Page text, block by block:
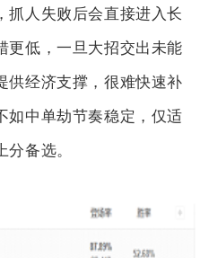
抓人失败后会直接进入长
更低，一旦大招交出未能
供经济支撑，很难快速补
如中单劫节奏稳定，仅适
备选。